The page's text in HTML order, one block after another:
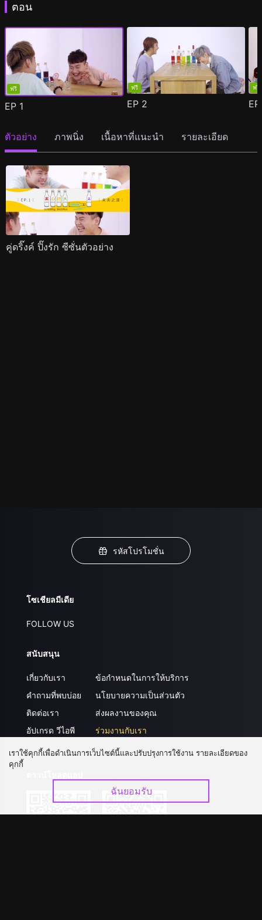
ตอน
ฟรี
EP 1
ฟรี
EP 2
ฟรี
ตัวอย่าง ภาพนิ่ง เนื้อหาที่แนะนำ รายละเอียด
คู่ดริ๊งค์ ปิ๊งรัก ซีซั่นตัวอย่าง
รหัสโปรโมชั่น
โซเชียลมีเดีย
FOLLOW US
สนับสนุน
เกี่ยวกับเรา
คำถามที่พบบ่อย
ติดต่อเรา
อัปเกรด วีไอพี
ข้อกำหนดในการให้บริการ
นโยบายความเป็นส่วนตัว
ส่งผลงานของคุณ
ร่วมงานกับเรา
เราใช้คุกกี้เพื่อดำเนินการเว็บไซต์นี้และปรับปรุงการใช้งาน รายละเอียดของ
คุกกี้
ฉันยอมรับ